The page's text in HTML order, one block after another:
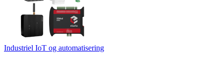
Industriel IoT og automatisering